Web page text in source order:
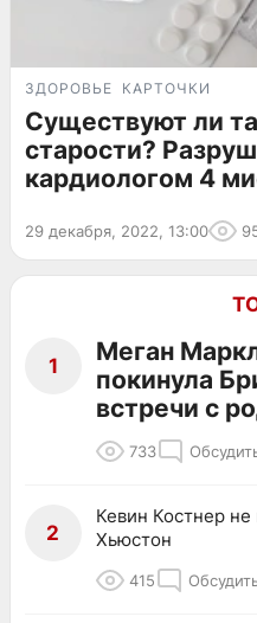
ЗДОРОВЬЕ КАРТОЧКИ
Существуют ли
старости?
кардиологом 4
29 декабря, 2022, 13:00
1
Меган
покинула
встречи с
733
2
Кевин Костнер не
Хьюстон
415